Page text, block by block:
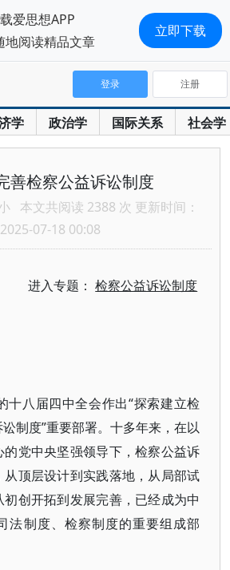
学 政治学 国际关系 社会学
登录 注册
善检察公益诉讼制度
本文共阅读 2388 次 更新时间：
2025-07-18 00:08
进入专题：检察公益诉讼制度
十八届四中全会作出“探索建立检
制度”重要部署。十多年来，在以
的党中央坚强领导下，检察公益诉
顶层设计到实践落地，从局部试
初创开拓到发展完善，已经成为中
法制度、检察制度的重要组成部
爱思想APP
地阅读精品文章
立即下载